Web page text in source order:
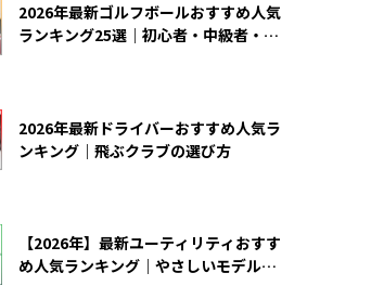
2026年最新ゴルフボールおすすめ人気
ランキング25選｜初心者・中級者・上
2026年最新ドライバーおすすめ人気ラ
ンキング｜飛ぶクラブの選び方
【2026年】最新ユーティリティおすす
め人気ランキング｜やさしいモデルの